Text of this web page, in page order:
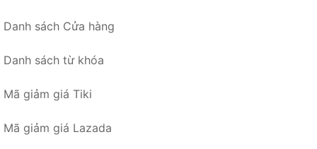
Danh sách Cửa hàng
Danh sách từ khóa
Mã giảm giá Tiki
Mã giảm giá Lazada